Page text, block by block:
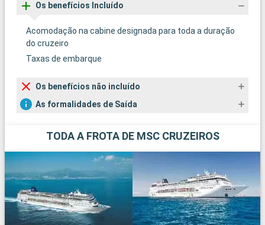
Os benefícios Incluído
Acomodação na cabine designada para toda a duração
do cruzeiro
Taxas de embarque
Os benefícios não incluído
As formalidades de Saída
TODA A FROTA DE MSC CRUZEIROS